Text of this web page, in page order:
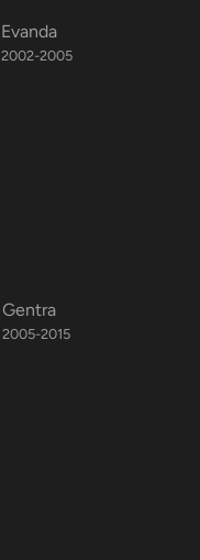
Evanda
2002-2005
Gentra
2005-2015